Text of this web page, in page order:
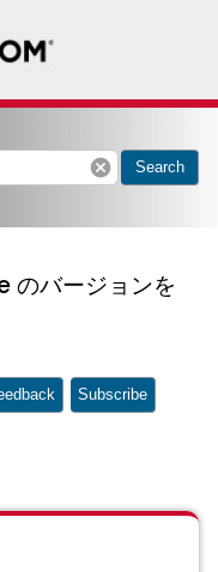
cancel Search
バージョンを
Subscribe